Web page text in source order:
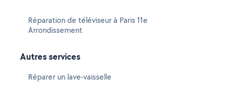
Réparation de téléviseur à Paris 11e
Arrondissement
Autres services
Réparer un lave-vaisselle